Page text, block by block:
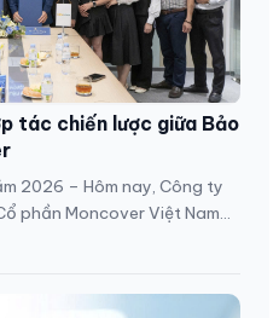
tác chiến lược giữa Bảo
2026 – Hôm nay, Công ty
phần Moncover Việt Nam